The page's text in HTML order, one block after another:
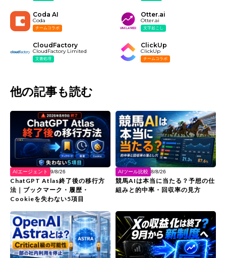
Coda AI
Coda
チームコラボ
Otter.ai
Otter.ai
文字起こし
CloudFactory
CloudFactory Limited
文書処理
ClickUp
ClickUp
チームコラボ
他の記事も読む
AIエージェント 9/8/26
ChatGPT Atlas終了後の移行方
法｜ブックマーク・履歴・
Cookieを失わない5項目
AIツール比較 8/8/26
競馬AIは本当に当たる？予想の仕
組みと的中率・回収率の見方